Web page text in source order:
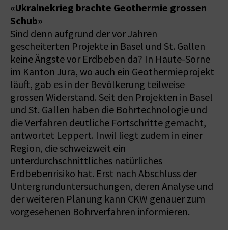
«Ukrainekrieg brachte Geothermie grossen
Schub»
Sind denn aufgrund der vor Jahren
gescheiterten Projekte in Basel und St. Gallen
keine Ängste vor Erdbeben da? In Haute-Sorne
im Kanton Jura, wo auch ein Geothermieprojekt
läuft, gab es in der Bevölkerung teilweise
grossen Widerstand. Seit den Projekten in Basel
und St. Gallen haben die Bohrtechnologie und
die Verfahren deutliche Fortschritte gemacht,
antwortet Leppert. Inwil liegt zudem in einer
Region, die schweizweit ein
unterdurchschnittliches natürliches
Erdbebenrisiko hat. Erst nach Abschluss der
Untergrunduntersuchungen, deren Analyse und
der weiteren Planung kann CKW genauer zum
vorgesehenen Bohrverfahren informieren.